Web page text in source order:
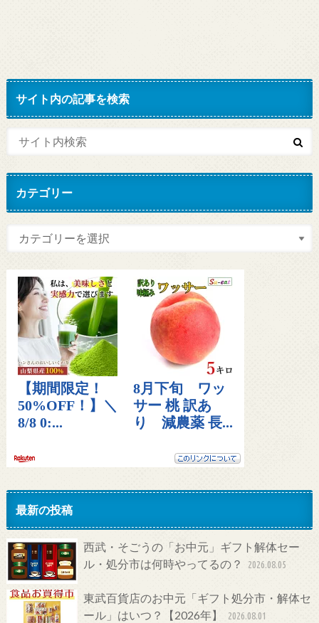
サイト内の記事を検索
カテゴリー
最新の投稿
西武・そごうの「お中元」ギフト解体セー
ル・処分市は何時やってるの？
2026.08.05
東武百貨店のお中元「ギフト処分市・解体セ
ール」はいつ？【2026年】
2026.08.01